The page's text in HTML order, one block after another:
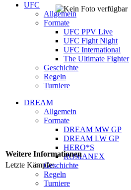
UFC
Allgemein
Formate
UFC PPV Live
UFC Fight Night
UFC International
The Ultimate Fighter
Geschichte
Regeln
Turniere
DREAM
Allgemein
Formate
DREAM MW GP
DREAM LW GP
HERO*S
ROMANEX
Geschichte
Regeln
Turniere
Weitere Informationen
Letzte Kämpfe: